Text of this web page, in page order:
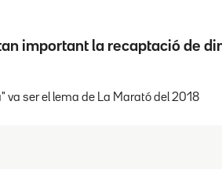
important la recaptació de
va ser el lema de La Marató del 2018